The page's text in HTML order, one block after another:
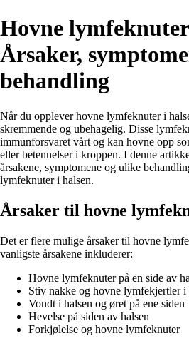
Hovne
Årsaker,
behandling
Når du opplever hovne lymfeknuter i
skremmende og ubehagelig. Disse
immunforsvaret vårt og kan hovne opp
eller betennelser i kroppen. I denne
årsakene, symptomene og ulike
lymfeknuter i halsen.
Årsaker til hovne
Det er flere mulige årsaker til hovne
vanligste årsakene inkluderer:
Hovne lymfeknuter på en side av
Stiv nakke og hovne lymfekjertler i
Vondt i halsen og øret på ene siden
Hevelse på siden av halsen
Forkjølelse og hovne lymfeknuter